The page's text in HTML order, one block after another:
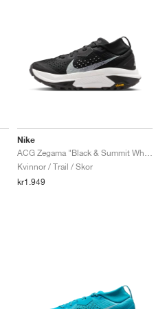
Nike
Kvinnor / Trail / Skor
kr1.949